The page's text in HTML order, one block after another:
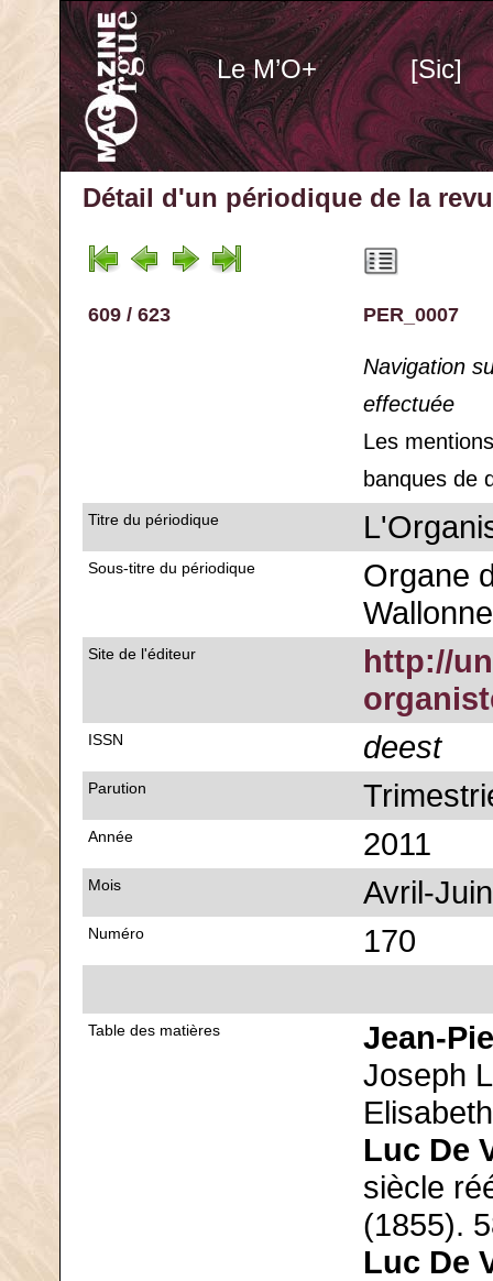
Le M’O+ [Sic]
Détail d'un périodique de la
609 / 623 PER_0007
Navigation
effectuée
Les
banques de
Titre du périodique
Sous-titre du périodique
Organe
Site de l'éditeur
http://
ISSN deest
Parution
Année 2011
Mois Avril-Juin
Numéro 170
Table des matières
Jean-
Joseph
Luc De
siècle
(1855).
Luc De